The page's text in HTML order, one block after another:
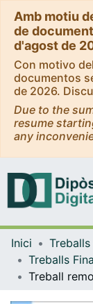
Amb motiu
de
d'agost de
Con motivo
documentos
de 2026.
Due to the
resume
any
Inici